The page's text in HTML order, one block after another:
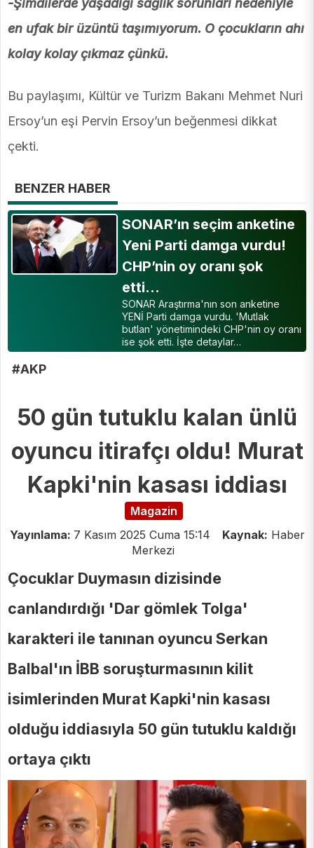
-Şimdilerde yaşadığı sağlık sorunları nedeniyle
en ufak bir üzüntü taşımıyorum. O çocukların ahı
kolay kolay çıkmaz çünkü.
Bu paylaşımı, Kültür ve Turizm Bakanı Mehmet Nuri
Ersoy’un eşi Pervin Ersoy’un beğenmesi dikkat
çekti.
BENZER HABER
SONAR’ın seçim anketine
Yeni Parti damga vurdu!
CHP’nin oy oranı şok
etti…
SONAR Araştırma'nın son anketine
YENİ Parti damga vurdu. 'Mutlak
butlan' yönetimindeki CHP'nin oy oranı
ise şok etti. İşte detaylar…
#AKP
50 gün tutuklu kalan ünlü
oyuncu itirafçı oldu! Murat
Kapki'nin kasası iddiası
Magazin
Yayınlama: 7 Kasım 2025 Cuma 15:14 Kaynak: Haber
Merkezi
Çocuklar Duymasın dizisinde
canlandırdığı 'Dar gömlek Tolga'
karakteri ile tanınan oyuncu Serkan
Balbal'ın İBB soruşturmasının kilit
isimlerinden Murat Kapki'nin kasası
olduğu iddiasıyla 50 gün tutuklu kaldığı
ortaya çıktı